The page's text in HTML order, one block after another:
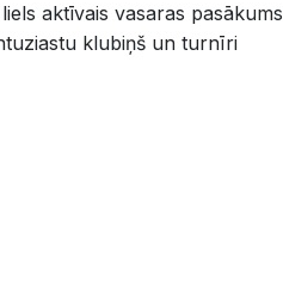
aktīvais vasaras pasākums
klubiņš un turnīri